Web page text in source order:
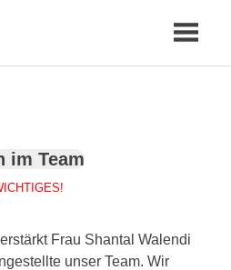
im Team
Frau Shantal Walendi
unser Team. Wir